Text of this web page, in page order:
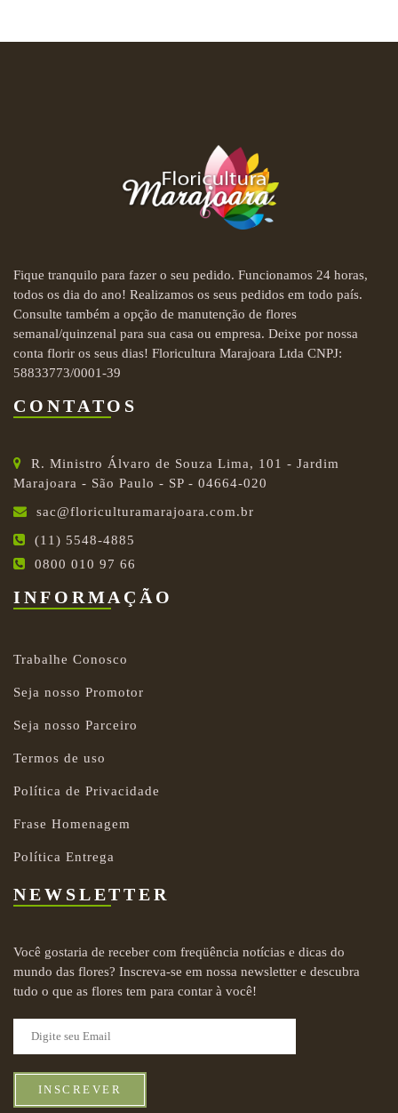
Fique tranquilo para fazer o seu pedido. Funcionamos 24 horas,
todos os dia do ano! Realizamos os seus pedidos em todo país.
Consulte também a opção de manutenção de flores
semanal/quinzenal para sua casa ou empresa. Deixe por nossa
conta florir os seus dias! Floricultura Marajoara Ltda CNPJ:
58833773/0001-39
CONTATOS
R. Ministro Álvaro de Souza Lima, 101 - Jardim
Marajoara - São Paulo - SP - 04664-020
sac@floriculturamarajoara.com.br
(11) 5548-4885
0800 010 97 66
INFORMAÇÃO
Trabalhe Conosco
Seja nosso Promotor
Seja nosso Parceiro
Termos de uso
Política de Privacidade
Frase Homenagem
Política Entrega
NEWSLETTER
Você gostaria de receber com freqüência notícias e dicas do
mundo das flores? Inscreva-se em nossa newsletter e descubra
tudo o que as flores tem para contar à você!
INSCREVER